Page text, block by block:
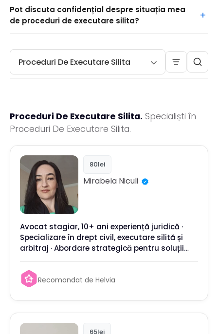
Pot discuta confidențial despre situația mea
de proceduri de executare silita?
Proceduri De Executare Silita
Proceduri De Executare Silita. Specialiști în
Proceduri De Executare Silita.
80lei
Mirabela Niculi
Avocat stagiar, 10+ ani experiență juridică ·
Specializare în drept civil, executare silită și
arbitraj · Abordare strategică pentru soluții
Recomandat de Helvia
65lei